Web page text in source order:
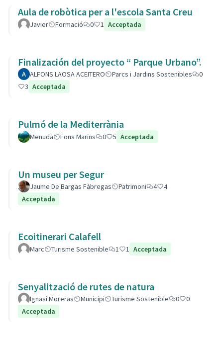
Aula de robòtica per a l'escola Santa Creu
Javier Formació 0 1 Acceptada
Finalización del proyecto “ Parque Urbano”.
ALFONS LAOSA ACEITERO Parcs i Jardins Sostenibles
0
3 Acceptada
Pulmó de la Mediterrània
Menuda Fons Marins 0 5 Acceptada
Un museu per Segur
Jaume De Bargas Fàbregas Patrimoni 4
4
Acceptada
Ecoitinerari Calafell
Marc Turisme Sostenible 1 1 Acceptada
Senyalització de rutes de natura
Ignasi Moreras Municipi Turisme Sostenible 0
0
Acceptada